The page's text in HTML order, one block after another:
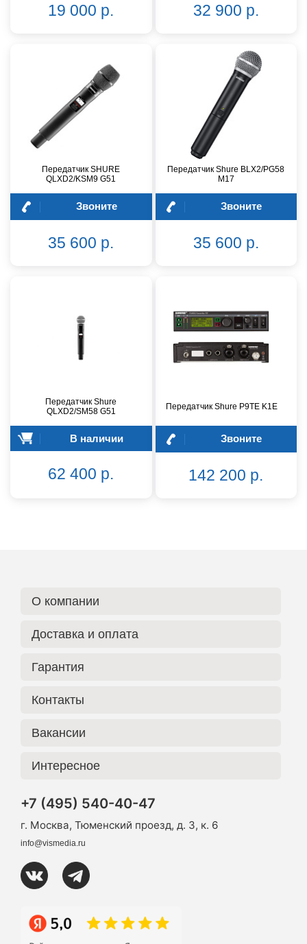
19 000 р. 32 900 р.
Передатчик SHURE
QLXD2/KSM9 G51
Звоните
35 600 р.
Передатчик Shure BLX2/PG58
M17
Звоните
35 600 р.
Передатчик Shure
QLXD2/SM58 G51
В наличии
62 400 р.
Передатчик Shure P9TE K1E
Звоните
142 200 р.
О компании
Доставка и оплата
Гарантия
Контакты
Вакансии
Интересное
+7 (495) 540-40-47
г. Москва, Тюменский проезд, д. 3, к. 6
info@vismedia.ru